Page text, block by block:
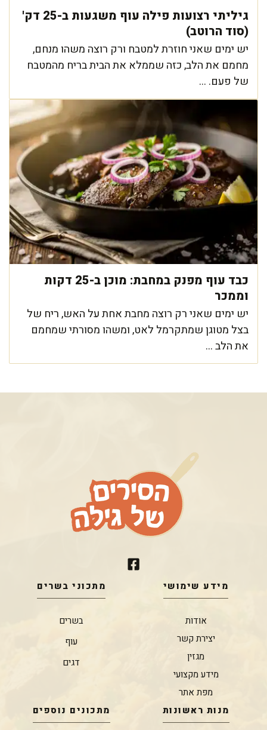
גיליתי רצועות פילה עוף משגעות ב-25 דק'
(סוד הרוטב)
יש ימים שאני חוזרת למטבח ורק רוצה משהו מנחם,
מחמם את הלב, כזה שממלא את הבית בריח מהמטבח
של פעם. ...
כבד עוף מפנק במחבת: מוכן ב-25 דקות
וממכר
יש ימים שאני רק רוצה מחבת אחת על האש, ריח של
בצל מטוגן שמתקרמל לאט, ומשהו מסורתי שמחמם
את הלב ...
מידע שימושי
אודות
יצירת קשר
מגזין
מידע מקצועי
מפת אתר
מתכוני בשרים
בשרים
עוף
דגים
מנות ראשונות מתכונים נוספים